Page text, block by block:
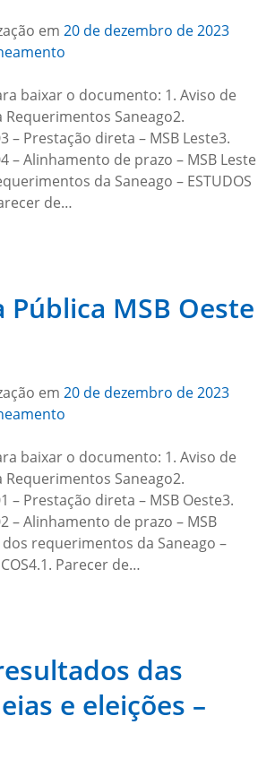
em 20 de dezembro de 2023
baixar o documento: 1. Aviso de
Saneago2.
– Prestação direta – MSB Leste3.
– Alinhamento de prazo – MSB Leste
da Saneago – ESTUDOS
de…
Pública MSB Oeste
em 20 de dezembro de 2023
baixar o documento: 1. Aviso de
Saneago2.
– Prestação direta – MSB Oeste3.
– Alinhamento de prazo – MSB
dos requerimentos da Saneago –
Parecer de…
das
e eleições –